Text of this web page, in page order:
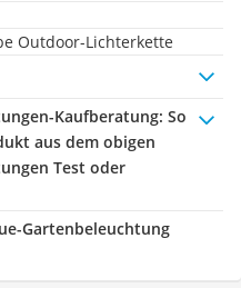
Outdoor-Lichterkette
Kaufberatung: So
aus dem obigen
Test oder
Gartenbeleuchtung